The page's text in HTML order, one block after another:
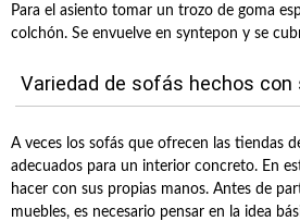
Para el asiento tomar un trozo de goma
colchón. Se envuelve en syntepon y se
Variedad de sofás hechos con
A veces los sofás que ofrecen las tiendas
adecuados para un interior concreto. En
hacer con sus propias manos. Antes de
muebles, es necesario pensar en la idea